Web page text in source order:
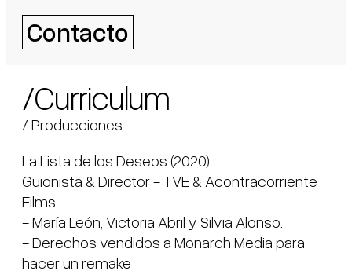
Contacto
/Curriculum
/ Producciones
La Lista de los Deseos (2020)
Guionista & Director - TVE & Acontracorriente
Films.
- María León, Victoria Abril y Silvia Alonso.
- Derechos vendidos a Monarch Media para
hacer un remake